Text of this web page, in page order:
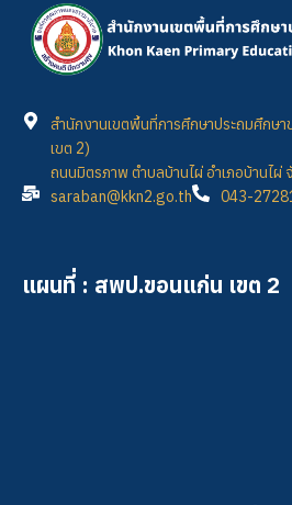
สำนักงานเขตพื้นที่การศึกษาประถมศึกษ
เขต 2)
ถนนมิตรภาพ ตำบลบ้านไผ่ อำเภอบ้านไ
saraban@kkn2.go.th
043-
แผนที่ : สพป.ขอนแก่น เขต 2